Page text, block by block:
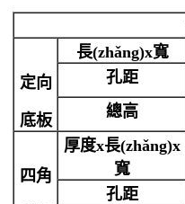
定向
底板
長(zhǎng)x寬
孔距
總高
四角
厚度x長(zhǎng)x
寬
孔距